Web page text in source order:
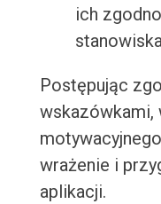
ich
Postępując
wskazówkami,
wrażenie i
aplikacji.